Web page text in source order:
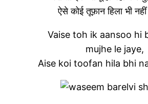
ऐसे कोई तूफ़ान हिला भी
Vaise toh ik aansoo hi
mujhe le jaye,
Aise koi toofan hila bhi